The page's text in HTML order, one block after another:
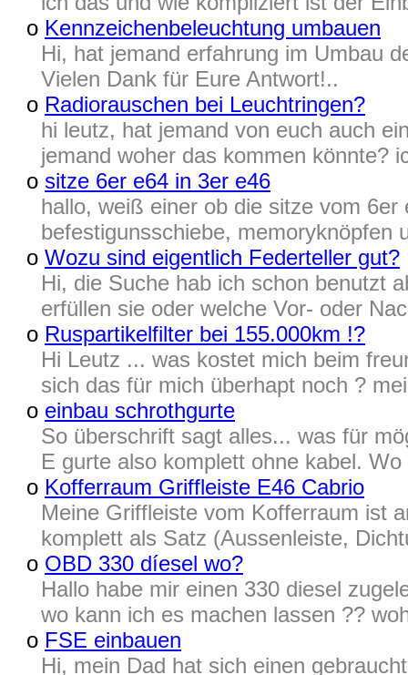
o Kennzeichenbeleuchtung umbauen
Hi, hat jemand erfahrung im Umbau
Vielen Dank für Eure Antwort!..
o Radiorauschen bei Leuchtringen?
hi leutz, hat jemand von euch auch
jemand woher das kommen könnte?
o sitze 6er e64 in 3er e46
hallo, weiß einer ob die sitze vom
befestigunsschiebe, memoryknöpfen
o Wozu sind eigentlich Federteller gut?
Hi, die Suche hab ich schon benutzt
erfüllen sie oder welche Vor- oder
o Ruspartikelfilter bei 155.000km !?
Hi Leutz ... was kostet mich beim
sich das für mich überhapt noch ?
o einbau schrothgurte
So überschrift sagt alles... was für
E gurte also komplett ohne kabel.
o Kofferraum Griffleiste E46 Cabrio
Meine Griffleiste vom Kofferraum ist
komplett als Satz (Aussenleiste,
o OBD 330 díesel wo?
Hallo habe mir einen 330 diesel
wo kann ich es machen lassen ??
o FSE einbauen
Hi, mein Dad hat sich einen